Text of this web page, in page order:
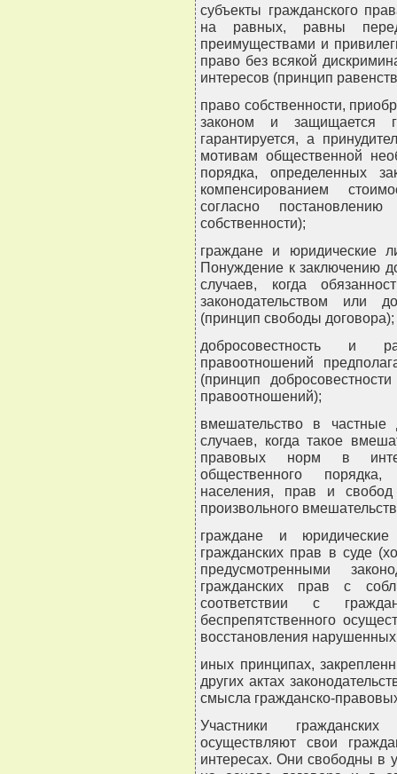
субъекты гражданского
на равных, равны
преимуществами и
право без всякой
интересов (принцип
право собственности,
законом и защищается
гарантируется, а
мотивам общественной
порядка, определенных
компенсированием
согласно
собственности);
граждане и юридические
Понуждение к заключению
случаев, когда
законодательством или
(принцип свободы договора);
добросовестность и
правоотношений
(принцип
правоотношений);
вмешательство в частные
случаев, когда такое
правовых норм в
общественного
населения, прав и
произвольного
граждане и
гражданских прав в суде
предусмотренными
гражданских прав с
соответствии с
беспрепятственного
восстановления
иных принципах,
других актах
смысла гражданско-
Участники
осуществляют свои
интересах. Они свободны в